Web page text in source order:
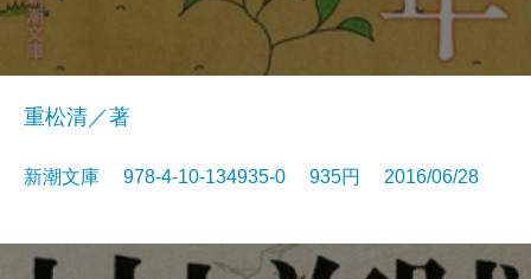
重松清／著
新潮文庫 978-4-10-134935-0 935円 2016/06/28